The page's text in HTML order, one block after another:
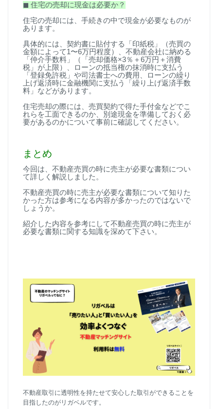
◼ 住宅の売却に現金は必要か？
住宅の売却には、手続きの中で現金が必要なものが
あります。
具体的には、契約書に貼付する「印紙税」（売買の
金額によって1 〜6万円程度）、不動産会社に納める
「仲介手数料」（「売却価格×3％＋6万円＋消費
税」が上限）、ローンの抵当権の抹消時に支払う
「登録免許税」や司法書士への費用、ローンの繰り
上げ返済時に金融機関に支払う「繰り上げ返済手数
料」などがあります。
住宅売却の際には、売買契約で得た手付金などでこ
れらを工面できるのか、別途現金を準備しておく必
要があるのかについて事前に確認してください。
まとめ
今回は、不動産売買の時に売主が必要な書類につい
て詳しく解説しました。
不動産売買の時に売主が必要な書類について知りた
かった方は参考になる内容が多かったのではないで
しょうか。
紹介した内容を参考にして不動産売買の時に売主が
必要な書類に関する知識を深めて下さい。
不動産取引に透明性を持たせて安心した取引ができることを
目指したのがリガベルです。